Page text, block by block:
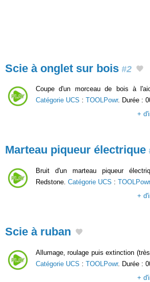
Scie à onglet sur bois #2
Coupe d'un morceau de bois à
Catégorie UCS : TOOLPowr. Durée :
+
Marteau piqueur électrique
Bruit d'un marteau piqueur
Redstone. Catégorie UCS : TOOLPowr
+
Scie à ruban
Allumage, roulage puis extinction
Catégorie UCS : TOOLPowr. Durée :
+